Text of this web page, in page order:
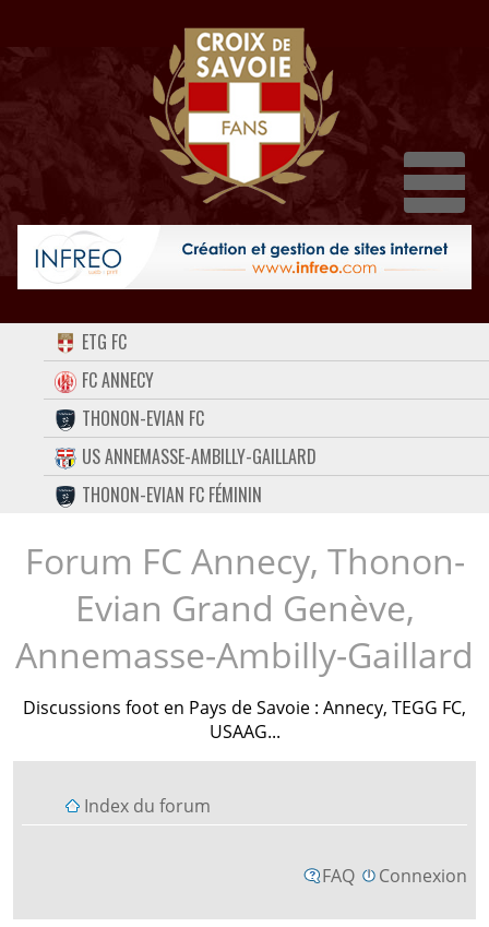
ACCUEIL
FORUM
CONTACT
FACEBOOK
TWITTER
INSTAGRAM
ETG FC
FC ANNECY
THONON-EVIAN FC
US ANNEMASSE-AMBILLY-GAILLARD
THONON-EVIAN FC FÉMININ
Forum FC Annecy, Thonon-
Evian Grand Genève,
Annemasse-Ambilly-Gaillard
Discussions foot en Pays de Savoie : Annecy, TEGG FC,
USAAG...
Index du forum
FAQ Connexion